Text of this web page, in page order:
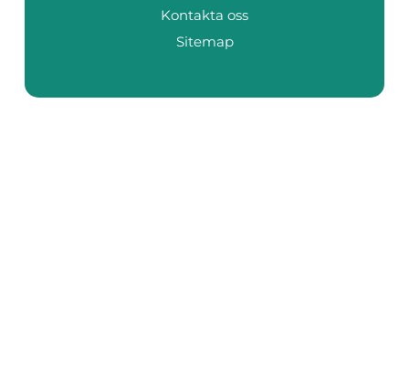
Kontakta oss
Sitemap